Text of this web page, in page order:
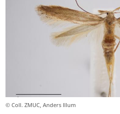
© Coll. ZMUC, Anders Illum